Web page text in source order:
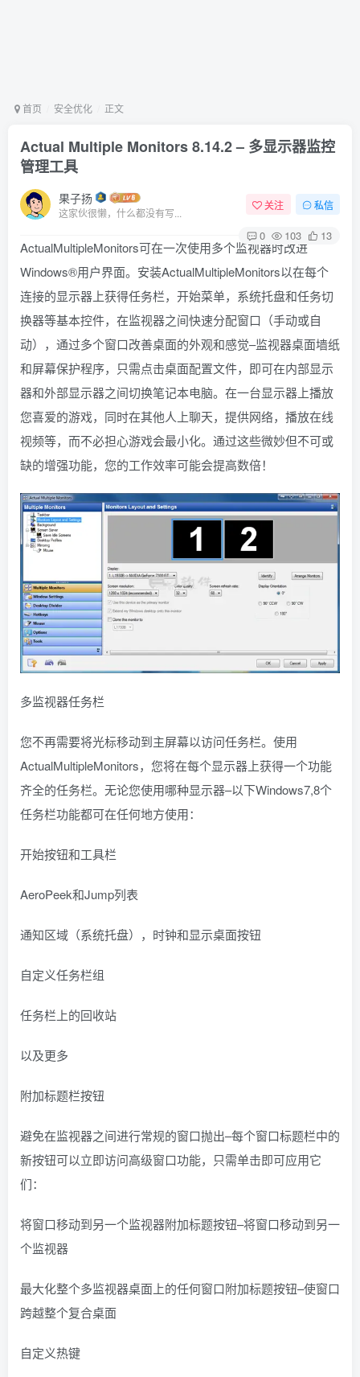
首页 安全优化 正文
Actual Multiple Monitors 8.14.2 – 多显示器监控
管理工具
果子扬
这家伙很懒，什么都没有写...
关注 私信
0 103 13
ActualMultipleMonitors可在一次使用多个监视器时改进
Windows®用户界面。安装ActualMultipleMonitors以在每个
连接的显示器上获得任务栏，开始菜单，系统托盘和任务切
换器等基本控件，在监视器之间快速分配窗口（手动或自
动），通过多个窗口改善桌面的外观和感觉–监视器桌面墙纸
和屏幕保护程序，只需点击桌面配置文件，即可在内部显示
器和外部显示器之间切换笔记本电脑。在一台显示器上播放
您喜爱的游戏，同时在其他人上聊天，提供网络，播放在线
视频等，而不必担心游戏会最小化。通过这些微妙但不可或
缺的增强功能，您的工作效率可能会提高数倍！
多监视器任务栏
您不再需要将光标移动到主屏幕以访问任务栏。使用
ActualMultipleMonitors，您将在每个显示器上获得一个功能
齐全的任务栏。无论您使用哪种显示器–以下Windows7,8个
任务栏功能都可在任何地方使用：
开始按钮和工具栏
AeroPeek和Jump列表
通知区域（系统托盘），时钟和显示桌面按钮
自定义任务栏组
任务栏上的回收站
以及更多
附加标题栏按钮
避免在监视器之间进行常规的窗口抛出–每个窗口标题栏中的
新按钮可以立即访问高级窗口功能，只需单击即可应用它
们：
将窗口移动到另一个监视器附加标题按钮–将窗口移动到另一
个监视器
最大化整个多监视器桌面上的任何窗口附加标题按钮–使窗口
跨越整个复合桌面
自定义热键